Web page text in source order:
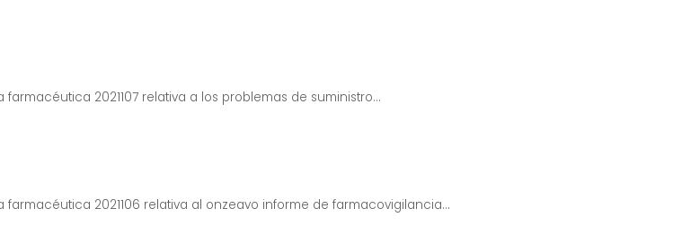
2021107 relativa a los problemas de suministro...
2021106 relativa al onzeavo informe de farmacovigilancia...